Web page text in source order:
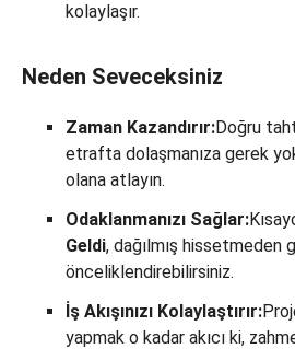
kolaylaşır.
Neden Seveceksiniz
Zaman Kazandırır:Doğru
etrafta dolaşmanıza gerek
olana atlayın.
Odaklanmanızı Sağlar:
Geldi, dağılmış hissetmeden
önceliklendirebilirsiniz.
İş Akışınızı Kolaylaştırır:
yapmak o kadar akıcı ki,